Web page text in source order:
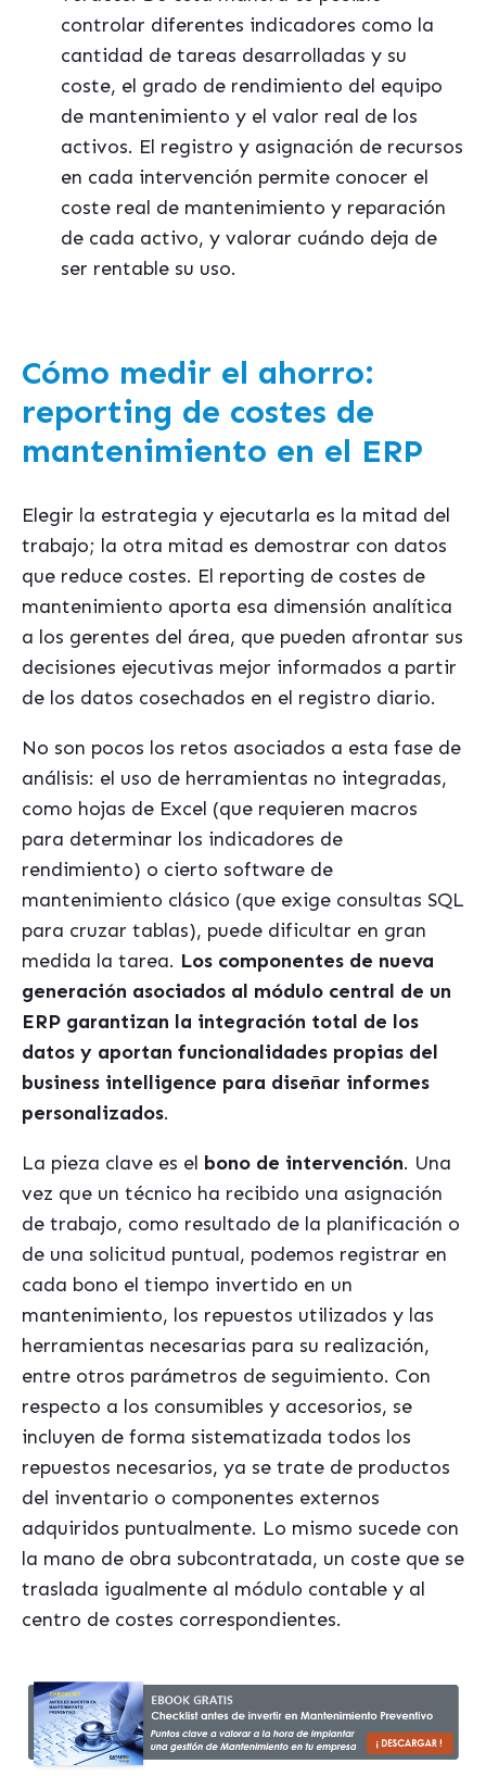
controlar diferentes indicadores como la
cantidad de tareas desarrolladas y su
coste, el grado de rendimiento del equipo
de mantenimiento y el valor real de los
activos. El registro y asignación de recursos
en cada intervención permite conocer el
coste real de mantenimiento y reparación
de cada activo, y valorar cuándo deja de
ser rentable su uso.
Cómo medir el ahorro:
reporting de costes de
mantenimiento en el ERP
Elegir la estrategia y ejecutarla es la mitad del
trabajo; la otra mitad es demostrar con datos
que reduce costes. El reporting de costes de
mantenimiento aporta esa dimensión analítica
a los gerentes del área, que pueden afrontar sus
decisiones ejecutivas mejor informados a partir
de los datos cosechados en el registro diario.
No son pocos los retos asociados a esta fase de
análisis: el uso de herramientas no integradas,
como hojas de Excel (que requieren macros
para determinar los indicadores de
rendimiento) o cierto software de
mantenimiento clásico (que exige consultas SQL
para cruzar tablas), puede dificultar en gran
medida la tarea. Los componentes de nueva
generación asociados al módulo central de un
ERP garantizan la integración total de los
datos y aportan funcionalidades propias del
business intelligence para diseñar informes
personalizados.
La pieza clave es el bono de intervención. Una
vez que un técnico ha recibido una asignación
de trabajo, como resultado de la planificación o
de una solicitud puntual, podemos registrar en
cada bono el tiempo invertido en un
mantenimiento, los repuestos utilizados y las
herramientas necesarias para su realización,
entre otros parámetros de seguimiento. Con
respecto a los consumibles y accesorios, se
incluyen de forma sistematizada todos los
repuestos necesarios, ya se trate de productos
del inventario o componentes externos
adquiridos puntualmente. Lo mismo sucede con
la mano de obra subcontratada, un coste que se
traslada igualmente al módulo contable y al
centro de costes correspondientes.